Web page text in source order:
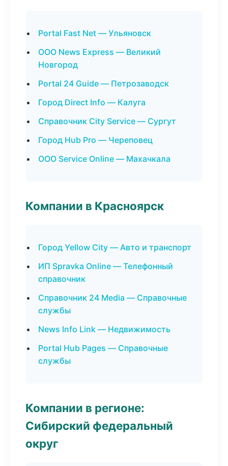
Portal Fast Net — Ульяновск
ООО News Express — Великий
Новгород
Portal 24 Guide — Петрозаводск
Город Direct Info — Калуга
Справочник City Service — Сургут
Город Hub Pro — Череповец
ООО Service Online — Махачкала
Компании в Красноярск
Город Yellow City — Авто и транспорт
ИП Spravka Online — Телефонный
справочник
Справочник 24 Media — Справочные
службы
News Info Link — Недвижимость
Portal Hub Pages — Справочные
службы
Компании в регионе:
Сибирский федеральный
округ